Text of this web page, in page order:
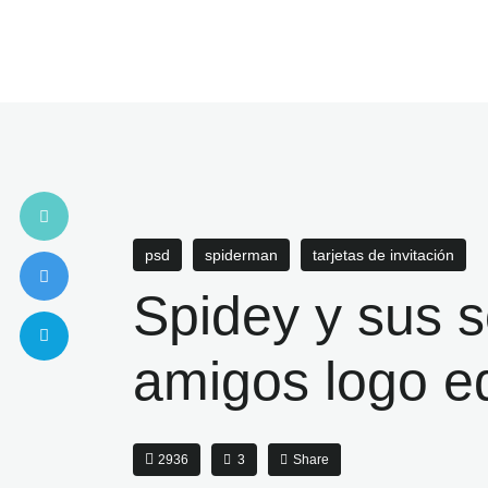
psd spiderman tarjetas de invitación
Spidey y sus
amigos logo
2936 3 Share